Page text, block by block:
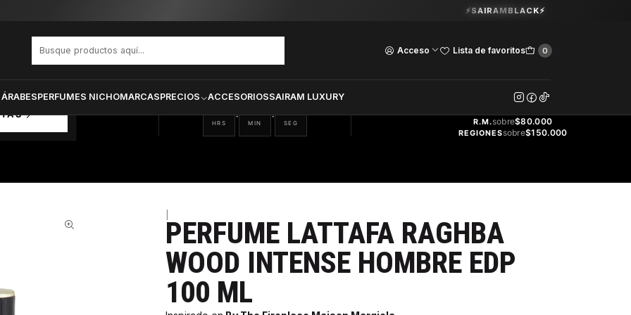
Acceso Lista de favoritos 0
PERFUMES NICHOMARCASPRECIOS ACCESORIOSSAIRAM LUXURY
Guardia Vieja 202. Oficina 102.Ver Horarios
⚡SAIRAMBLACK⚡
03
HRS
: 17
MIN
: 41
SEG
GRATIS
R.M.sobre$80.000
REGIONESsobre$150.000
PERFUME LATTAFA RAGHBA
WOOD INTENSE HOMBRE EDP
100 ML